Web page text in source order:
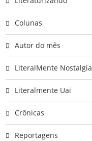
Colunas
Autor do mês
LiteralMente Nostalgia
Literalmente Uai
Crônicas
Reportagens